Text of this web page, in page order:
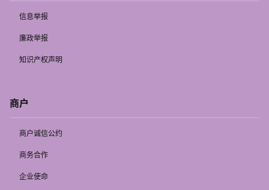
信息举报
廉政举报
知识产权声明
商户
商户诚信公约
商务合作
企业使命